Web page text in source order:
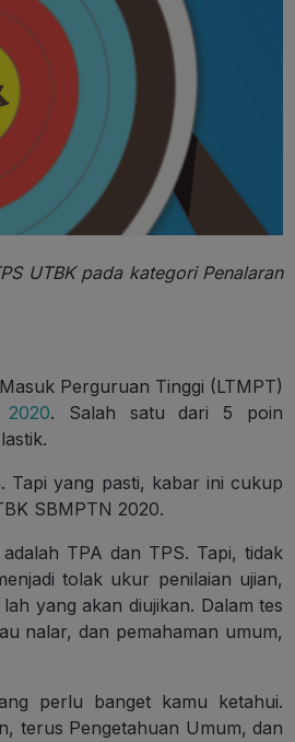
UTBK pada kategori Penalaran
Perguruan Tinggi (LTMPT)
. Salah satu dari 5 poin
Tapi yang pasti, kabar ini cukup
SBMPTN 2020.
TPA dan TPS. Tapi, tidak
tolak ukur penilaian ujian,
yang akan diujikan. Dalam tes
nalar, dan pemahaman umum,
perlu banget kamu ketahui.
terus Pengetahuan Umum, dan